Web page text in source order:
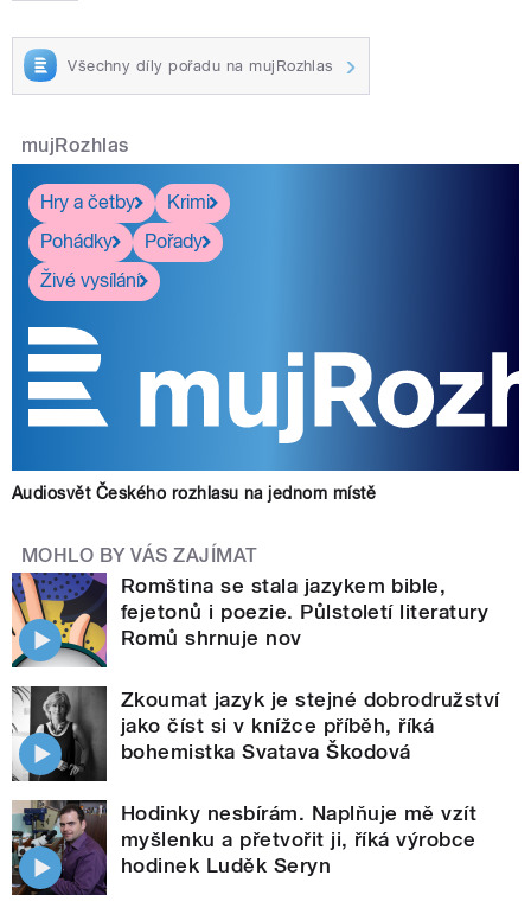
Všechny díly pořadu na mujRozhlas
mujRozhlas
Hry a četby
Krimi
Pohádky
Pořady
Živé vysílání
Audiosvět Českého rozhlasu na jednom místě
MOHLO BY VÁS ZAJÍMAT
Romština se stala jazykem bible,
fejetonů i poezie. Půlstoletí literatury
Romů shrnuje nov
Zkoumat jazyk je stejné dobrodružství
jako číst si v knížce příběh, říká
bohemistka Svatava Škodová
Hodinky nesbírám. Naplňuje mě vzít
myšlenku a přetvořit ji, říká výrobce
hodinek Luděk Seryn